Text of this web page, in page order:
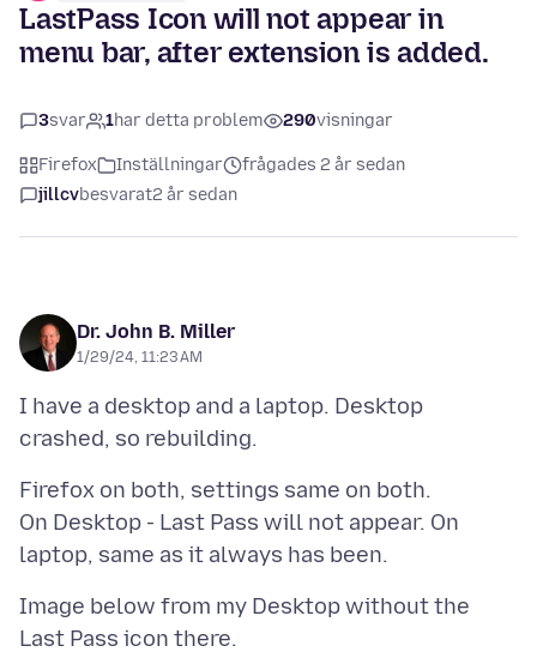
LastPass Icon will not appear in
menu bar, after extension is added.
3svar 1har detta problem 290visningar
Firefox Inställningar
frågades 2 år sedan
jillcvbesvarat2 år sedan
Dr. John B. Miller
1/29/24, 11:23 AM
I have a desktop and a laptop. Desktop
Firefox on both, settings same on both.
On Desktop - Last Pass will not appear. On
Image below from my Desktop without the